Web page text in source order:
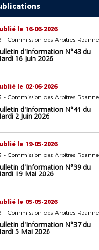
le 16-06-2026
- Commission des Arbitres Roanne
d'Information N°43 du
16 Juin 2026
le 02-06-2026
- Commission des Arbitres Roanne
d'Information N°41 du
2 Juin 2026
le 19-05-2026
- Commission des Arbitres Roanne
d'Information N°39 du
19 Mai 2026
le 05-05-2026
- Commission des Arbitres Roanne
d'Information N°37 du
5 Mai 2026